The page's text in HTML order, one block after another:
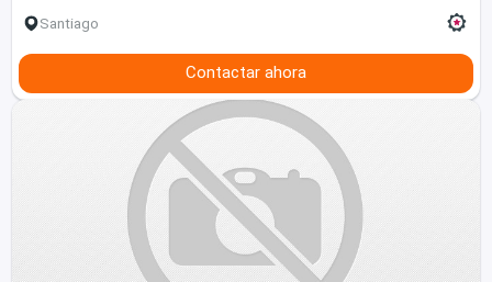
Santiago
Contactar ahora